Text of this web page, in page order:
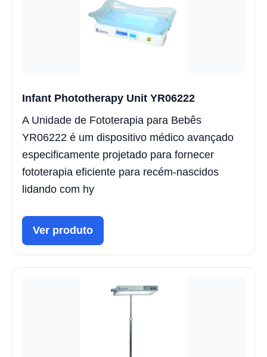
Infant Phototherapy Unit YR06222
A Unidade de Fototerapia para Bebês
YR06222 é um dispositivo médico avançado
especificamente projetado para fornecer
fototerapia eficiente para recém-nascidos
lidando com hy
Ver produto